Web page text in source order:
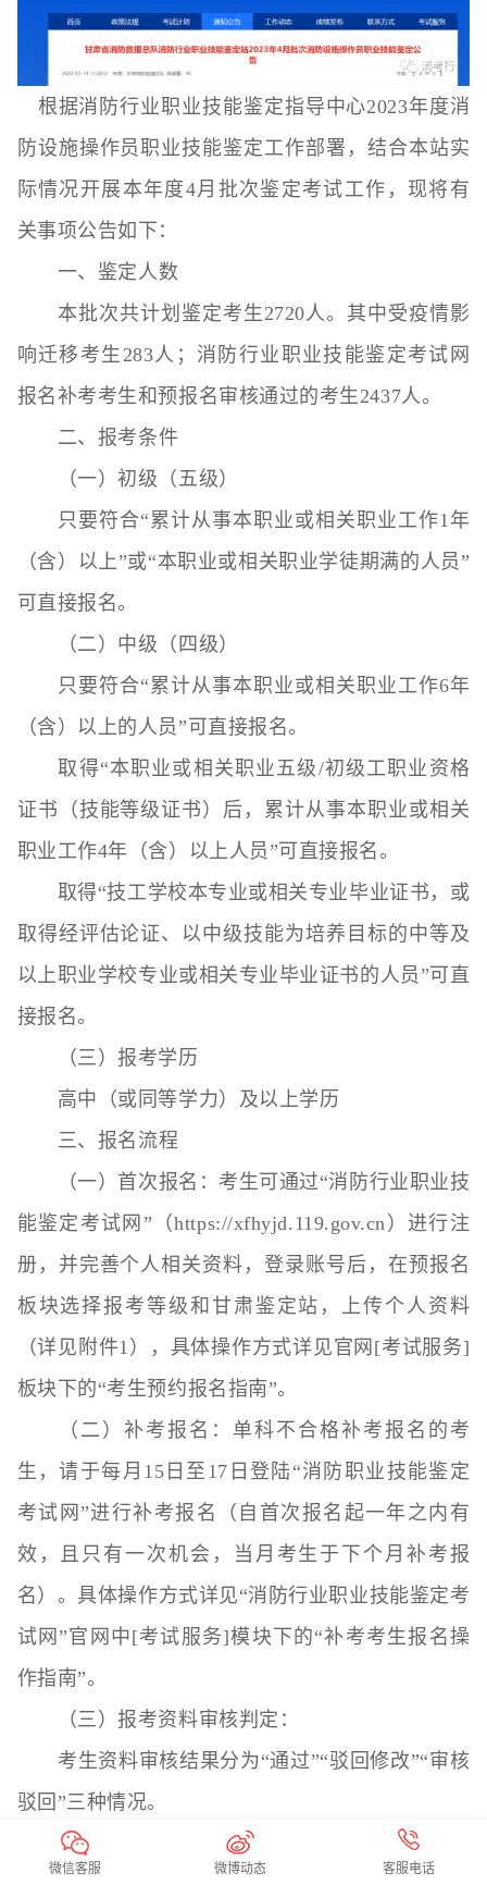
根据消防行业职业技能鉴定指导中心2023年度消
防设施操作员职业技能鉴定工作部署，结合本站实
际情况开展本年度4月批次鉴定考试工作，现将有
关事项公告如下：
一、鉴定人数
本批次共计划鉴定考生2720人。其中受疫情影
响迁移考生283人；消防行业职业技能鉴定考试网
报名补考考生和预报名审核通过的考生2437人。
二、报考条件
（一）初级（五级）
只要符合“累计从事本职业或相关职业工作1年
（含）以上”或“本职业或相关职业学徒期满的人员”
可直接报名。
（二）中级（四级）
只要符合“累计从事本职业或相关职业工作6年
（含）以上的人员”可直接报名。
取得“本职业或相关职业五级/初级工职业资格
证书（技能等级证书）后，累计从事本职业或相关
职业工作4年（含）以上人员”可直接报名。
取得“技工学校本专业或相关专业毕业证书，或
取得经评估论证、以中级技能为培养目标的中等及
以上职业学校专业或相关专业毕业证书的人员”可直
接报名。
（三）报考学历
高中（或同等学力）及以上学历
三、报名流程
（一）首次报名：考生可通过“消防行业职业技
能鉴定考试网”（https://xfhyjd.119.gov.cn）进行注
册，并完善个人相关资料，登录账号后，在预报名
板块选择报考等级和甘肃鉴定站，上传个人资料
（详见附件1），具体操作方式详见官网[考试服务]
板块下的“考生预约报名指南”。
（二）补考报名：单科不合格补考报名的考
生，请于每月15日至17日登陆“消防职业技能鉴定
考试网”进行补考报名（自首次报名起一年之内有
效，且只有一次机会，当月考生于下个月补考报
名）。具体操作方式详见“消防行业职业技能鉴定考
试网”官网中[考试服务]模块下的“补考考生报名操
作指南”。
（三）报考资料审核判定：
考生资料审核结果分为“通过”“驳回修改”“审核
驳回”三种情况。
1.通过：“符合条件”的考生在纳入批次考试计
微信客服 微博动态 客服电话